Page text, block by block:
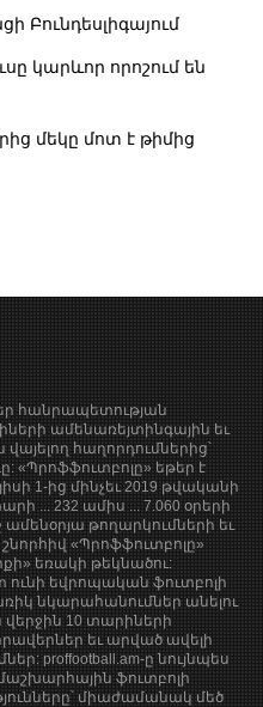
Բունդեսլիգայում
կարևոր որոշում են
մեկը մոտ է թիմից
հանրապետության
ամենառեյտինգային եւ
հաղորդումներից՝
«Պրոֆֆուտբոլը» եթեր է
1-ից մինչեւ 2019 թվականի
... 232 ամիս ... 7.060 օրերի
ամենօրյա թողարկումների եւ
«Պրոֆֆուտբոլը»
եռակի թեկնածու:
ունի եվրոպական ֆուտբոլի
նկարահանումներ անելու
վերջին 10 տարիների
հրավերներ եւ արված ավելի
proffootball.am-ը նույնպես
ֆուտբոլի
միաժամանակ մեծ